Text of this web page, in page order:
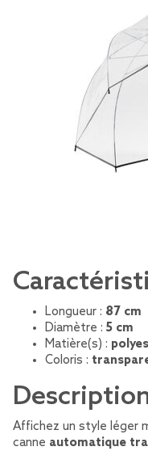
Longueur : 87 cm
Diamètre : 5 cm
Matière(s) :
Coloris :
Affichez un style léger
canne automatique